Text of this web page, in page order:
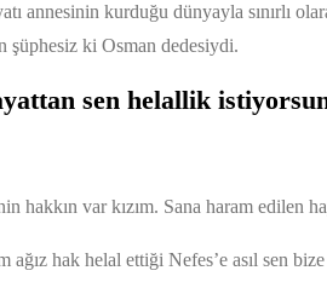
annesinin kurduğu dünyayla sınırlı
ki Osman dedesiydi.
sen helallik
hakkın var kızım. Sana haram edilen
ağız hak helal ettiği Nefes’e asıl sen